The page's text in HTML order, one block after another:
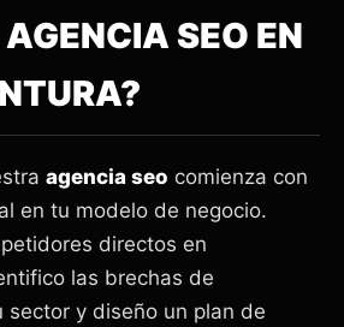
SEO EN
agencia seo comienza con
en tu modelo de negocio.
directos en
las brechas de
y diseño un plan de